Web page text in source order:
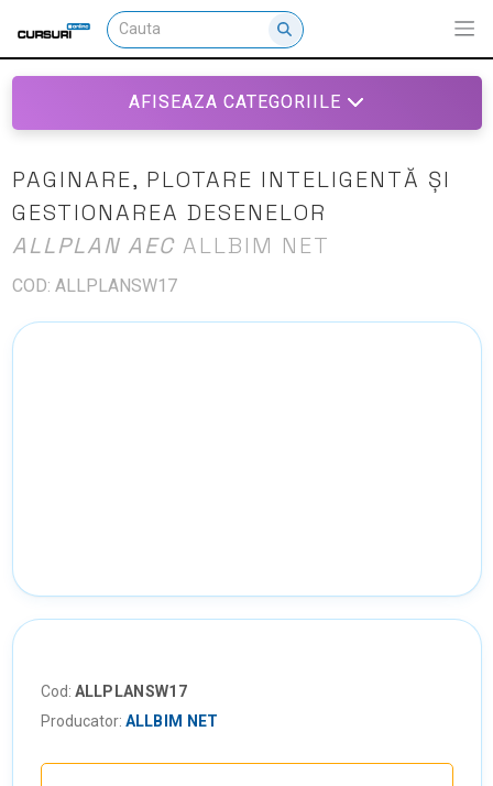
AFISEAZA CATEGORIILE
PAGINARE, PLOTARE INTELIGENTĂ ȘI
GESTIONAREA DESENELOR
ALLPLAN AEC ALLBIM NET
COD: ALLPLANSW17
Cod: ALLPLANSW17
Producator: ALLBIM NET